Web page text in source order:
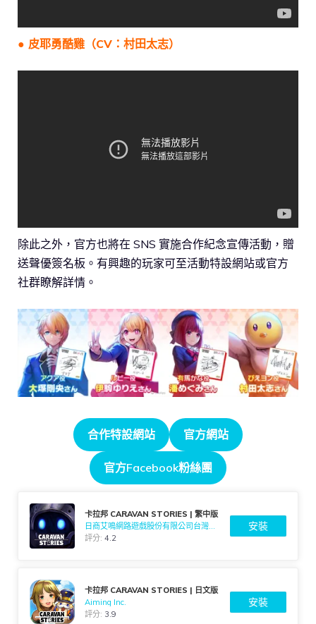
● 皮耶勇酷雞（CV：村田太志）
除此之外，官方也將在 SNS 實施合作紀念宣傳活動，贈
送聲優簽名板。有興趣的玩家可至活動特設網站或官方
社群瞭解詳情。
合作特設網站 官方網站
官方Facebook粉絲團
卡拉邦 CARAVAN STORIES | 繁中版
日商艾鳴網路遊戲股份有限公司台灣分公司
評分:4.2
安裝
卡拉邦 CARAVAN STORIES | 日文版
Aiming Inc.
評分: 3.9
安裝